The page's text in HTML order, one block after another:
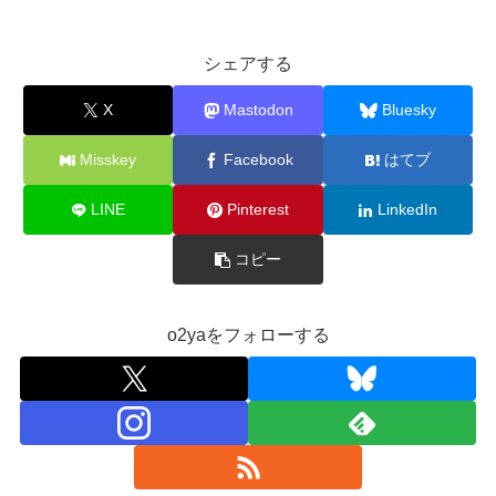
シェアする
X Mastodon Bluesky
Misskey Facebook はてブ
LINE Pinterest LinkedIn
コピー
o2yaをフォローする